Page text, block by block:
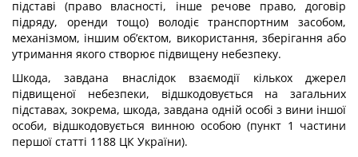
підставі (право власності, інше речове право, договір
підряду, оренди тощо) володіє транспортним засобом,
механізмом, іншим об’єктом, використання, зберігання або
утримання якого створює підвищену небезпеку.
Шкода, завдана внаслідок взаємодії кількох джерел
підвищеної небезпеки, відшкодовується на загальних
підставах, зокрема, шкода, завдана одній особі з вини іншої
особи, відшкодовується винною особою (пункт 1 частини
першої статті 1188 ЦК України).